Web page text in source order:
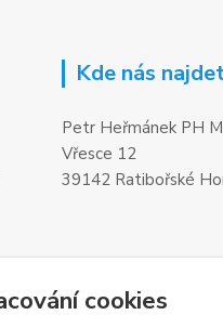
Kde nás
Petr Heřmánek PH
Vřesce 12
39142 Ratibořské
cookies